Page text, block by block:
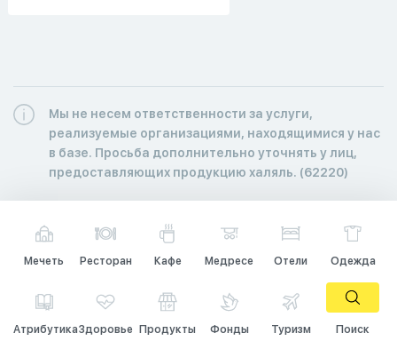
Мы не несем ответственности за услуги,
реализуемые организациями, находящимися у нас
в базе. Просьба дополнительно уточнять у лиц,
предоставляющих продукцию халяль. (62220)
Мечеть Ресторан Кафе Медресе Отели Одежда
АтрибутикаЗдоровье Продукты Фонды Туризм Поиск